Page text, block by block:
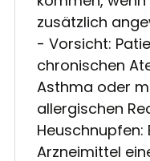
zusätzlich
- Vorsicht:
chronischen
Asthma oder
allergischen
Heuschnupfen:
Arzneimittel